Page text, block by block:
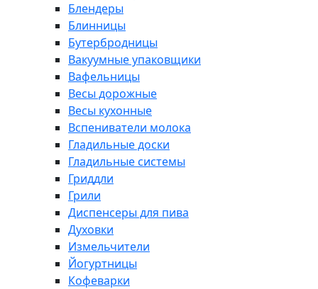
Блендеры
Блинницы
Бутербродницы
Вакуумные упаковщики
Вафельницы
Весы дорожные
Весы кухонные
Вспениватели молока
Гладильные доски
Гладильные системы
Гриддли
Грили
Диспенсеры для пива
Духовки
Измельчители
Йогуртницы
Кофеварки